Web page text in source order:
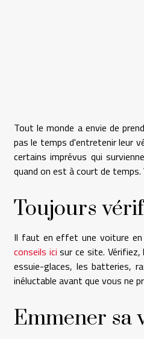
Tout le monde a envie de
pas le temps d'entretenir leur
certains imprévus qui
quand on est à court de temps.
Toujours
Il faut en effet une voiture en
conseils ici sur ce site.
essuie-glaces, les batteries,
inéluctable avant que vous ne
Emmener sa